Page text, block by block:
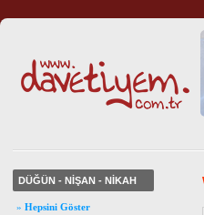
DÜĞÜN - NİŞAN - NİKAH
» Hepsini Göster